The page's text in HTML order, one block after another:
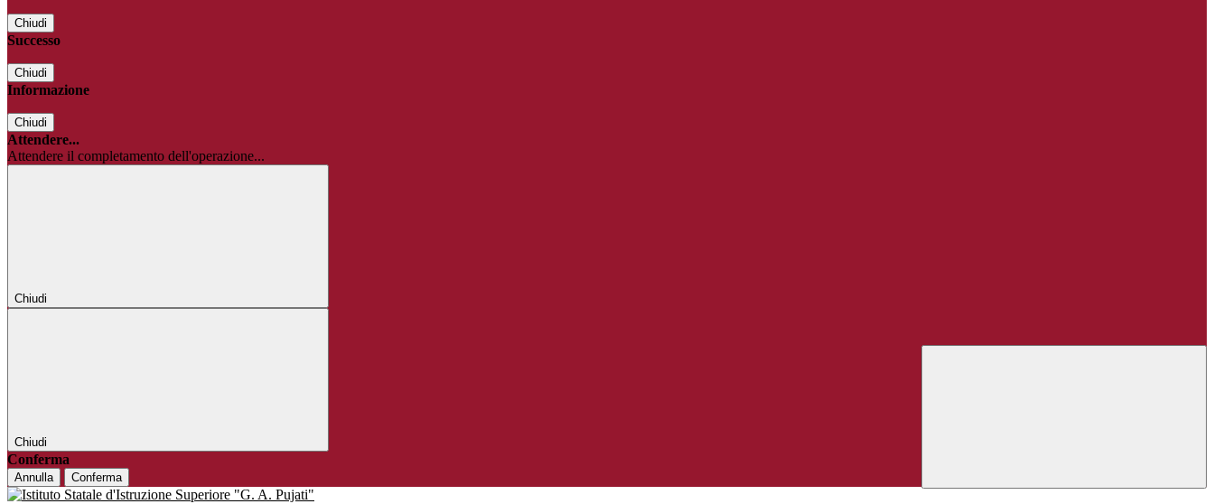
Chiudi
Successo
Chiudi
Informazione
Chiudi
Attendere...
Attendere il completamento dell'operazione...
Chiudi
Chiudi
Conferma
Annulla Conferma